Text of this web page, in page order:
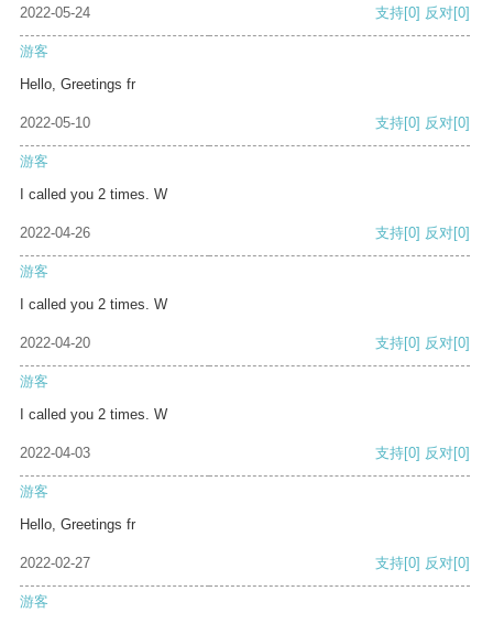
2022-05-24 支持[0] 反对[0]
游客
Hello, Greetings fr
2022-05-10 支持[0] 反对[0]
游客
I called you 2 times. W
2022-04-26 支持[0] 反对[0]
游客
I called you 2 times. W
2022-04-20 支持[0] 反对[0]
游客
I called you 2 times. W
2022-04-03 支持[0] 反对[0]
游客
Hello, Greetings fr
2022-02-27 支持[0] 反对[0]
游客